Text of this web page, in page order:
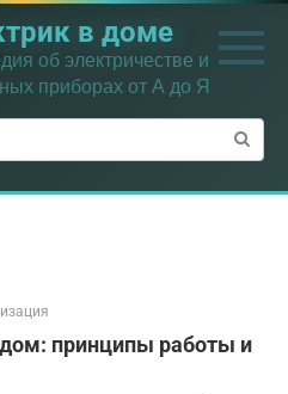
в доме
об электричестве и
приборах от А до Я
принципы работы и